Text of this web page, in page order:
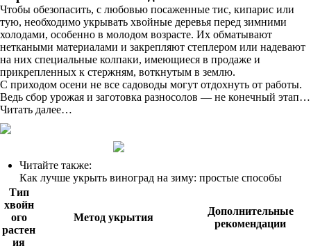
Чтобы обезопасить, с любовью посаженные тис, кипарис или
тую, необходимо укрывать хвойные деревья перед зимними
холодами, особенно в молодом возрасте. Их обматывают
неткаными материалами и закрепляют степлером или надевают
на них специальные колпаки, имеющиеся в продаже и
прикрепленных к стержням, воткнутым в землю.
С приходом осени не все садоводы могут отдохнуть от работы.
Ведь сбор урожая и заготовка разносолов — не конечный этап…
Читать далее…
Читайте также:
Как лучше укрыть виноград на зиму: простые способы
Тип
хвойн
ого
растен
ия
Метод укрытия
Дополнительные
рекомендации